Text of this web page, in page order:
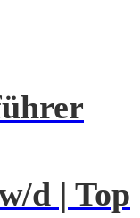
d | Top